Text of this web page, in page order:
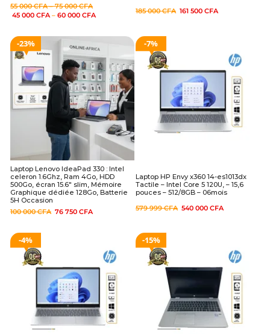
55 000CFA–75 000CFA
45 000 CFA– 60 000 CFA
185 000CFA 161 500 CFA
23%
Laptop Lenovo IdeaPad 330 : Intel
celeron 1.6Ghz, Ram 4Go, HDD
500Go, écran 15.6″ slim, Mémoire
Graphique dédiée 128Go, Batterie
5H Occasion
100 000CFA 76 750 CFA
7%
Laptop HP Envy x360 14-es1013dx
Tactile – Intel Core 5 120U, – 15,6
pouces – 512/8GB – 06mois
579 999CFA 540 000 CFA
4% 15%